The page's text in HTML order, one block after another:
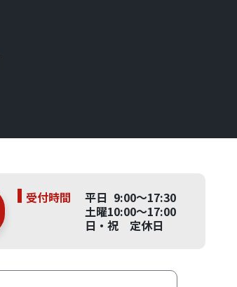
受付時間
平日 9:00～17:30
土曜10:00～17:00
日・祝 定休日